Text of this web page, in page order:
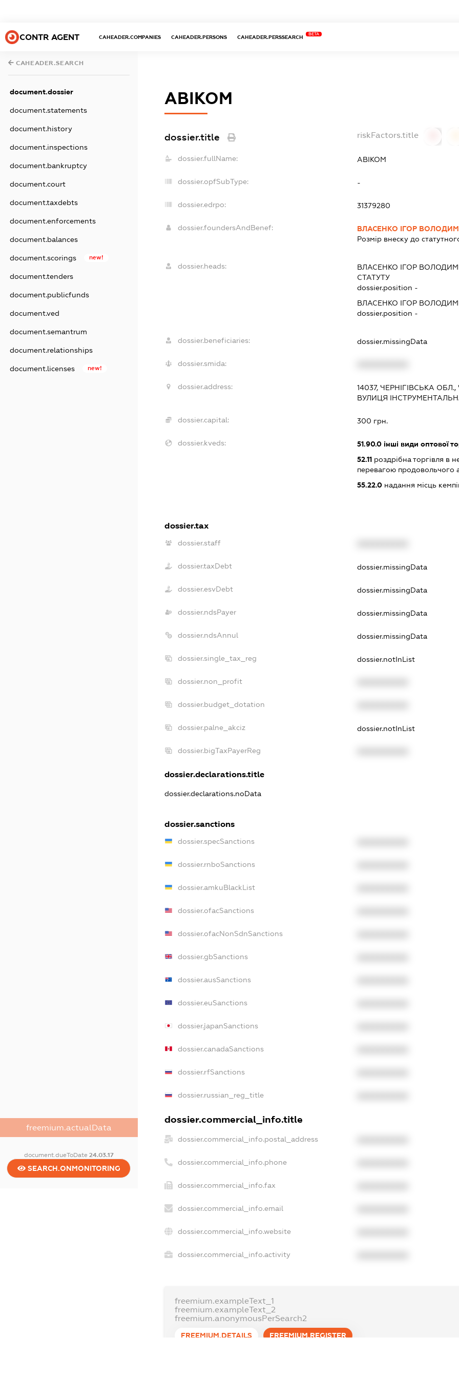
CONTR AGENT CAHEADER.COMPANIES CAHEADER.PERSONS CAHEADER.PERSSEARCH
BETA
CAHEADER.SEARCH
document.dossier
document.statements
document.history
document.inspections
document.bankruptcy
document.court
document.taxdebts
document.enforcements
document.balances
document.scorings new!
document.tenders
document.publicfunds
document.ved
document.semantrum
document.relationships
document.licenses new!
freemium.actualData
document.dueToDate 24.03.17
SEARCH.ONMONITORING
АВІКОМ
dossier.title riskFactors.title
dossier.fullName: АВІКОМ
dossier.opfSubType: -
dossier.edrpo: 31379280
dossier.foundersAndBenef:
ВЛАСЕНКО ІГОР
Розмір внеску до
dossier.heads: ВЛАСЕНКО ІГОР
СТАТУТУ
dossier.position -
ВЛАСЕНКО ІГОР
dossier.position -
dossier.beneficiaries: dossier.missingData
dossier.smida:
dossier.address:
14037, ЧЕРНІГІВСЬКА
ВУЛИЦЯ
dossier.capital: 300 грн.
dossier.kveds: 51.90.0 інші види оптової
52.11 роздрібна торгівля в
перевагою продовольчого
55.22.0 надання місць
dossier.tax
dossier.staff
dossier.taxDebt dossier.missingData
dossier.esvDebt dossier.missingData
dossier.ndsPayer dossier.missingData
dossier.ndsAnnul dossier.missingData
dossier.single_tax_reg dossier.notInList
dossier.non_profit
dossier.budget_dotation
dossier.palne_akciz dossier.notInList
dossier.bigTaxPayerReg
dossier.declarations.title
dossier.declarations.noData
dossier.sanctions
dossier.specSanctions
dossier.rnboSanctions
dossier.amkuBlackList
dossier.ofacSanctions
dossier.ofacNonSdnSanctions
dossier.gbSanctions
dossier.ausSanctions
dossier.euSanctions
dossier.japanSanctions
dossier.canadaSanctions
dossier.rfSanctions
dossier.russian_reg_title
dossier.commercial_info.title
dossier.commercial_info.postal_address
dossier.commercial_info.phone
dossier.commercial_info.fax
dossier.commercial_info.email
dossier.commercial_info.website
dossier.commercial_info.activity
freemium.exampleText_1
freemium.exampleText_2
freemium.anonymousPerSearch2
FREEMIUM.DETAILS FREEMIUM.REGISTER